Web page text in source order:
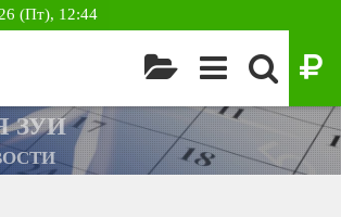
(Пт), 12:44
ЗУИ